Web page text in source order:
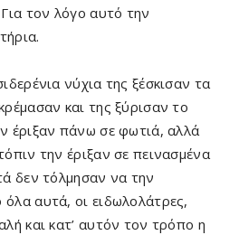
τον λόγο αυτό την
νύχια της ξέσκισαν τα
και της ξύρισαν το
έριξαν πάνω σε φωτιά, αλλά
την έριξαν σε πεινασμένα
δεν τόλμησαν να την
αυτά, οι ειδωλολάτρες,
και κατ’ αυτόν τον τρόπο η